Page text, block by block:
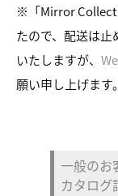
※「Mirror
たので、配送は止
いたしますが、
願い申し上げます。
一般のお
カタログ